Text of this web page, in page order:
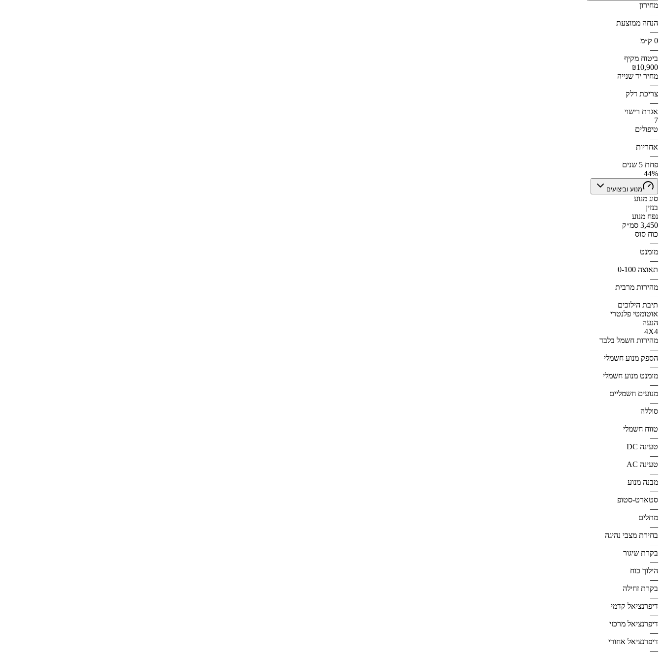
מחירון
—
הנחה ממוצעת
—
0 ק״מ
—
ביטוח מקיף
₪10,900
מחיר יד שנייה
—
צריכת דלק
—
אגרת רישוי
7
טיפולים
—
אחריות
—
פחת 5 שנים
44%
מנוע וביצועים
סוג מנוע
בנזין
נפח מנוע
3,450 סמ״ק
כוח סוס
—
מומנט
—
תאוצה 0-100
—
מהירות מרבית
—
תיבת הילוכים
אוטומטי פלנטרי
הנעה
4X4
מהירות חשמל בלבד
—
הספק מנוע חשמלי
—
מומנט מנוע חשמלי
—
מנועים חשמליים
—
סוללה
—
טווח חשמלי
—
טעינה DC
—
טעינה AC
—
מבנה מנוע
—
סטארט-סטופ
—
מתלים
—
בחירת מצבי נהיגה
—
בקרת שיגור
—
הילוך כוח
—
בקרת זחילה
—
דיפרנציאל קדמי
—
דיפרנציאל מרכזי
—
דיפרנציאל אחורי
—